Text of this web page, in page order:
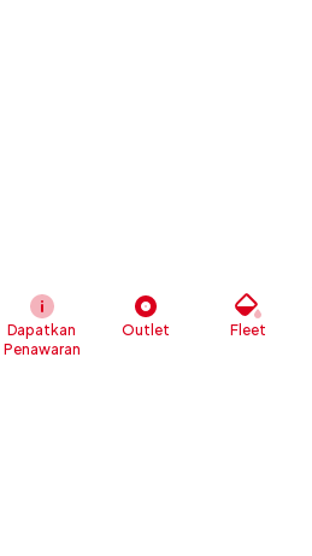
Dapatkan
Penawaran
Outlet Fleet